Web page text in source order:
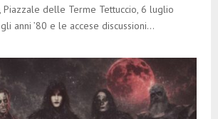
Piazzale delle Terme Tettuccio, 6 luglio
anni ’80 e le accese discussioni...